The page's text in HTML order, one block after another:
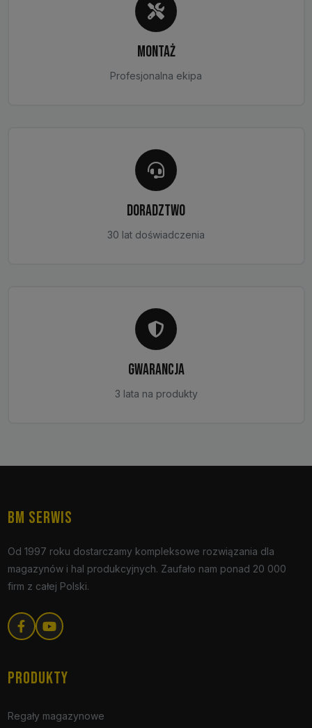
MONTAŻ
Profesjonalna ekipa
DORADZTWO
30 lat doświadczenia
GWARANCJA
3 lata na produkty
BM SERWIS
Od 1997 roku dostarczamy kompleksowe rozwiązania dla
magazynów i hal produkcyjnych. Zaufało nam ponad 20 000
firm z całej Polski.
PRODUKTY
Regały magazynowe